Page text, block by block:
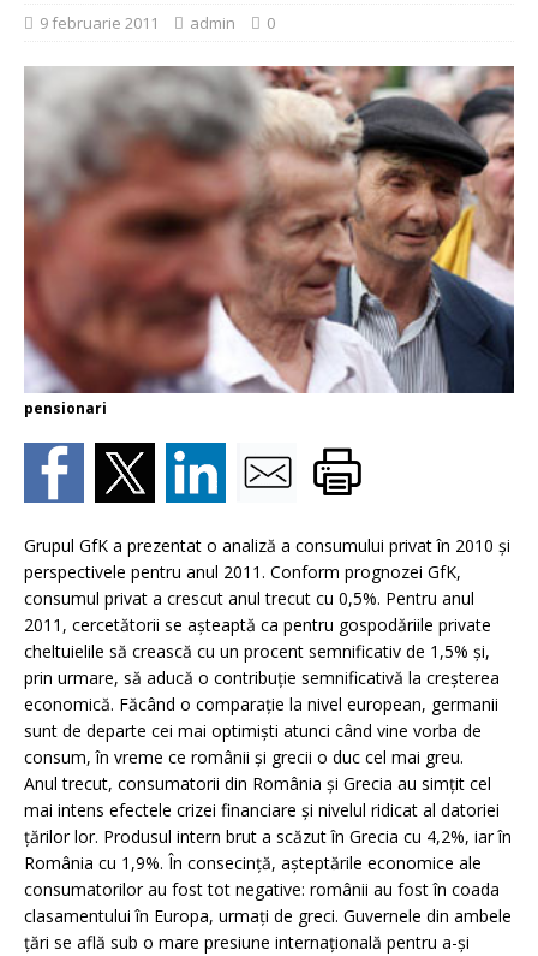
9 februarie 2011 admin 0
pensionari
Grupul GfK a prezentat o analiză a consumului privat în 2010 şi
perspectivele pentru anul 2011. Conform prognozei GfK,
consumul privat a crescut anul trecut cu 0,5%. Pentru anul
2011, cercetătorii se aşteaptă ca pentru gospodăriile private
cheltuielile să crească cu un procent semnificativ de 1,5% şi,
prin urmare, să aducă o contribuţie semnificativă la creşterea
economică. Făcând o comparaţie la nivel european, germanii
sunt de departe cei mai optimişti atunci când vine vorba de
consum, în vreme ce românii şi grecii o duc cel mai greu.
Anul trecut, consumatorii din România şi Grecia au simţit cel
mai intens efectele crizei financiare şi nivelul ridicat al datoriei
ţărilor lor. Produsul intern brut a scăzut în Grecia cu 4,2%, iar în
România cu 1,9%. În consecinţă, aşteptările economice ale
consumatorilor au fost tot negative: românii au fost în coada
clasamentului în Europa, urmaţi de greci. Guvernele din ambele
ţări se află sub o mare presiune internaţională pentru a-şi